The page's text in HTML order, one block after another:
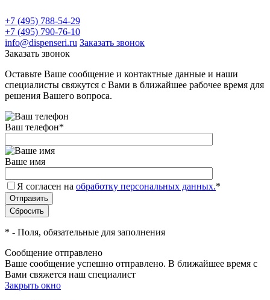
+7 (495) 788-54-29
+7 (495) 790-76-10
info@dispenseri.ru Заказать звонок
Заказать звонок
Оставьте Ваше сообщение и контактные данные и наши
специалисты свяжутся с Вами в ближайшее рабочее время для
решения Вашего вопроса.
Ваш телефон*
Ваше имя
Я согласен на обработку персональных данных.*
* - Поля, обязательные для заполнения
Сообщение отправлено
Ваше сообщение успешно отправлено. В ближайшее время с
Вами свяжется наш специалист
Закрыть окно